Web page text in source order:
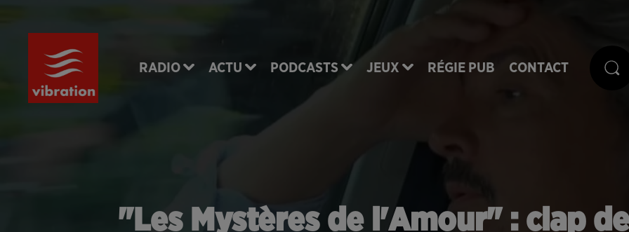
RADIO ACTU PODCASTS JEUX RÉGIE PUB CONTACT
"Les Mystères de l'Amour" : clap